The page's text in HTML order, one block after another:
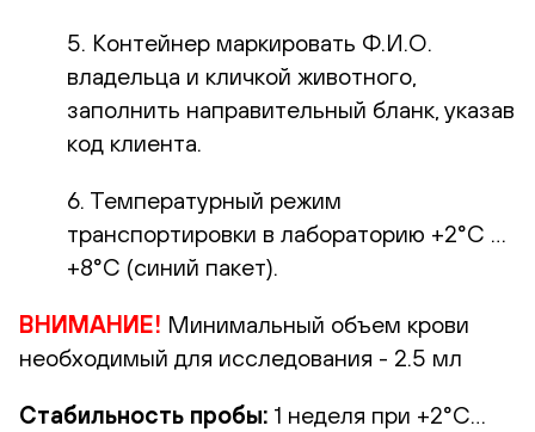
5. Контейнер маркировать Ф.И.О.
владельца и кличкой животного,
заполнить направительный бланк, указав
код клиента.
6. Температурный режим
транспортировки в лабораторию +2°С …
+8°С (синий пакет).
ВНИМАНИЕ! Минимальный объем крови
необходимый для исследования - 2.5 мл
Стабильность пробы: 1 неделя при +2°С…